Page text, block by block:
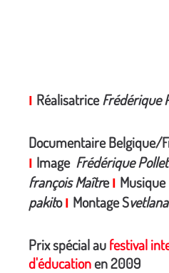
RéalisatriceFrédérique
Documentaire Belgique/
Image Frédérique
françois Maître Musique
pakito Montage S
Prix spécialaufestival
d'éducationen 2009